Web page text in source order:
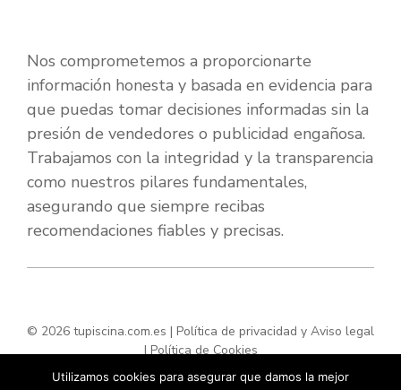
Nos comprometemos a proporcionarte
información honesta y basada en evidencia para
que puedas tomar decisiones informadas sin la
presión de vendedores o publicidad engañosa.
Trabajamos con la integridad y la transparencia
como nuestros pilares fundamentales,
asegurando que siempre recibas
recomendaciones fiables y precisas.
© 2026 tupiscina.com.es | Política de privacidad y Aviso legal
|Política de Cookies
Utilizamos cookies para asegurar que damos la mejor